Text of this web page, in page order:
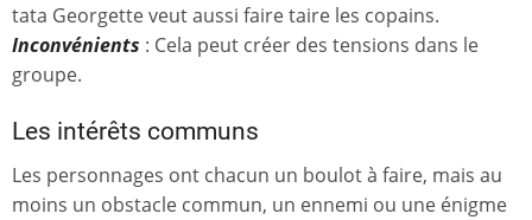
tata Georgette veut aussi faire taire les copains.
Inconvénients : Cela peut créer des tensions dans le
groupe.
Les intérêts communs
Les personnages ont chacun un boulot à faire, mais au
moins un obstacle commun, un ennemi ou une énigme